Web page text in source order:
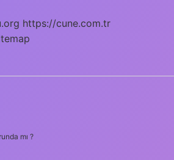
https://cune.com.tr
mı ?